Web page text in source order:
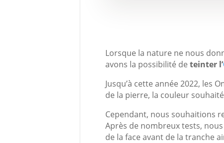
Lorsque la nature ne nous
avons la possibilité de teinter l’
Jusqu’à cette année 2022, les
de la pierre, la couleur
Cependant, nous souhaitions
Après de nombreux tests,
de la face avant de la tranche